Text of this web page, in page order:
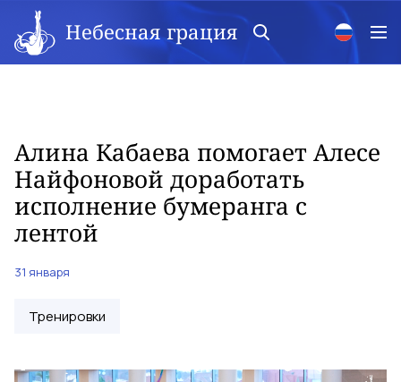
Небесная грация
Алина Кабаева помогает Алесе
Найфоновой доработать
исполнение бумеранга с
лентой
31 января
Тренировки